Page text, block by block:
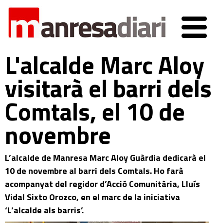
L'alcalde Marc Aloy
visitarà el barri dels
Comtals, el 10 de
novembre
L’alcalde de Manresa Marc Aloy Guàrdia dedicarà el
10 de novembre al barri dels Comtals. Ho farà
acompanyat del regidor d’Acció Comunitària, Lluís
Vidal Sixto Orozco, en el marc de la iniciativa
‘L’alcalde als barris’.